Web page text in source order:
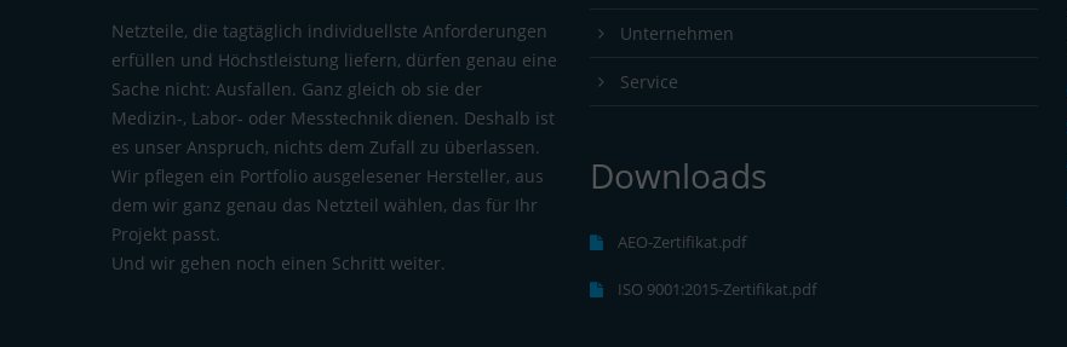
Netzteile, die tagtäglich individuellste Anforderungen
erfüllen und Höchstleistung liefern, dürfen genau eine
Sache nicht: Ausfallen. Ganz gleich ob sie der
Medizin-, Labor- oder Messtechnik dienen. Deshalb ist
es unser Anspruch, nichts dem Zufall zu überlassen.
Wir pflegen ein Portfolio ausgelesener Hersteller, aus
dem wir ganz genau das Netzteil wählen, das für Ihr
Projekt passt.
Und wir gehen noch einen Schritt weiter.
Unternehmen
Service
Downloads
AEO-Zertifikat.pdf
ISO 9001:2015-Zertifikat.pdf